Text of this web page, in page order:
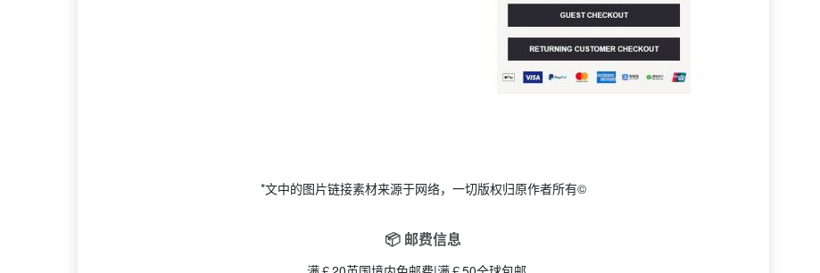
*文中的图片链接素材来源于网络，一切版权归原作者所有©
📦 邮费信息